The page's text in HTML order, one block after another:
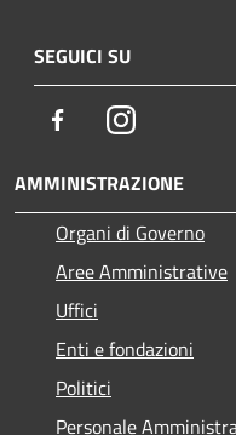
SEGUICI SU
FacebookInstagram
AMMINISTRAZIONE
Organi di Governo
Aree Amministrative
Uffici
Enti e fondazioni
Politici
Personale